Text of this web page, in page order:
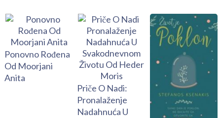
Ponovno Rođena
Od Moorjani
Anita
Priče O Nadi:
Pronalaženje
Nadahnuća U